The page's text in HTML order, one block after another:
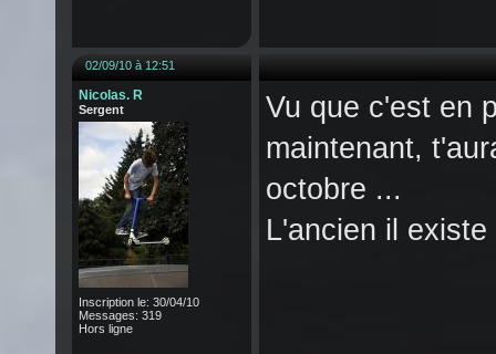
02/09/10 à 12:51
Nicolas. R
Sergent
Inscription le: 30/04/10
Messages: 319
Hors ligne
Vu que c'est en
maintenant,
octobre ...
L'ancien il